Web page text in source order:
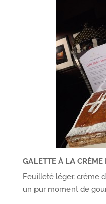
GALETTE À LA CRÈME
Feuilleté léger, crème
un pur moment de